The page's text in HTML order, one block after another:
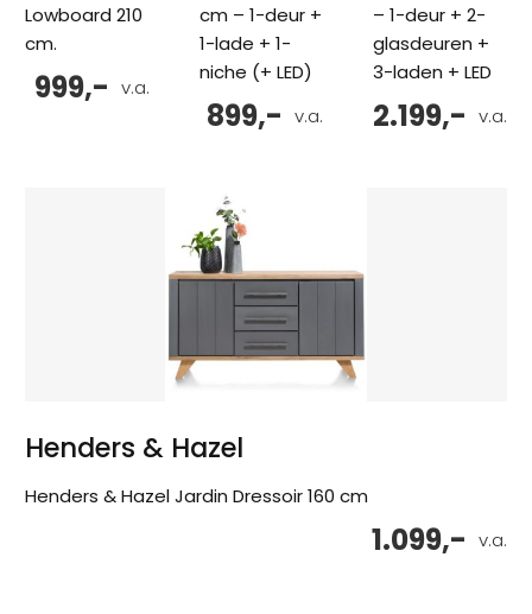
Lowboard 210
cm.
v.a.
999,-
cm – 1-deur +
1-lade + 1-
niche (+ LED)
v.a.
899,-
– 1-deur + 2-
glasdeuren +
3-laden + LED
v.a.
2.199,-
Henders & Hazel
Henders & Hazel Jardin Dressoir 160 cm
v.a.
1.099,-